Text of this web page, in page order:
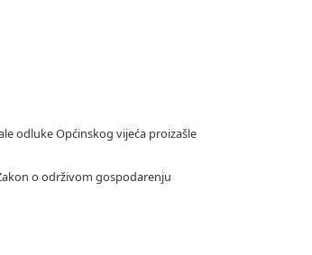
odluke Općinskog vijeća proizašle
o održivom gospodarenju